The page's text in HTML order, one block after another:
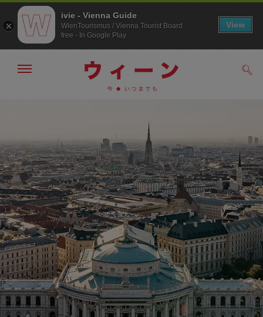
へ
ジ
の
ト
ッ
プ
へ
メ
非
表
示
ivie - Vienna Guide
WienTourismus / Vienna Tourist Board
free - In Google Play
View